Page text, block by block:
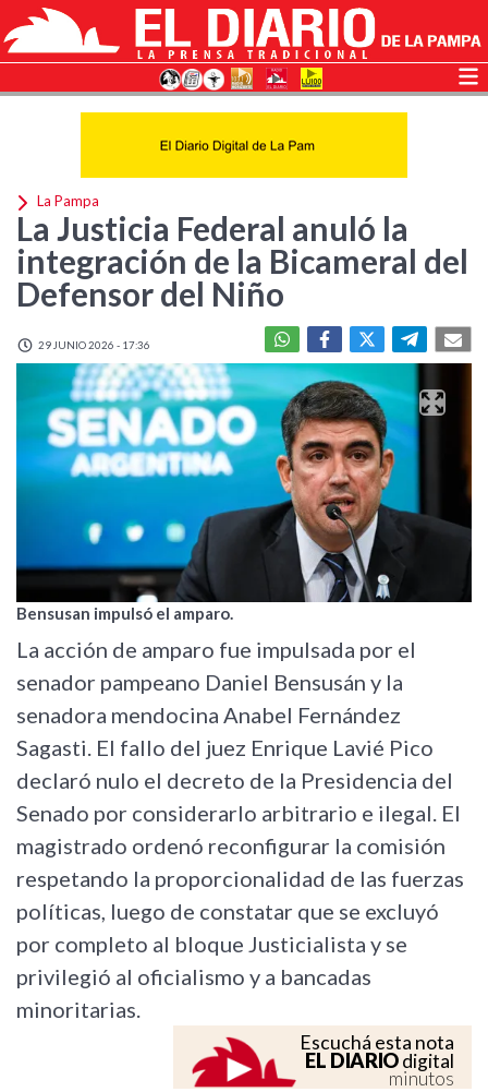
La Pampa
La Justicia Federal anuló la
integración de la Bicameral del
Defensor del Niño
29 JUNIO 2026 - 17:36
Bensusan impulsó el amparo.
La acción de amparo fue impulsada por el
senador pampeano Daniel Bensusán y la
senadora mendocina Anabel Fernández
Sagasti. El fallo del juez Enrique Lavié Pico
declaró nulo el decreto de la Presidencia del
Senado por considerarlo arbitrario e ilegal. El
magistrado ordenó reconfigurar la comisión
respetando la proporcionalidad de las fuerzas
políticas, luego de constatar que se excluyó
por completo al bloque Justicialista y se
privilegió al oficialismo y a bancadas
minoritarias.
Escuchá esta nota
EL DIARIOdigital
minutos